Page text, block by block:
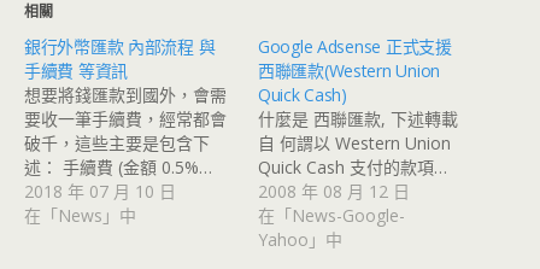
相關
銀行外幣匯款 內部流程 與
手續費 等資訊
想要將錢匯款到國外，會需
要收一筆手續費，經常都會
破千，這些主要是包含下
述： 手續費 (金額 0.5%…
2018 年 07 月 10 日
在「News」中
Google Adsense 正式支援
西聯匯款(Western Union
Quick Cash)
什麼是 西聯匯款, 下述轉載
自 何謂以 Western Union
Quick Cash 支付的款項…
2008 年 08 月 12 日
在「News-Google-
Yahoo」中